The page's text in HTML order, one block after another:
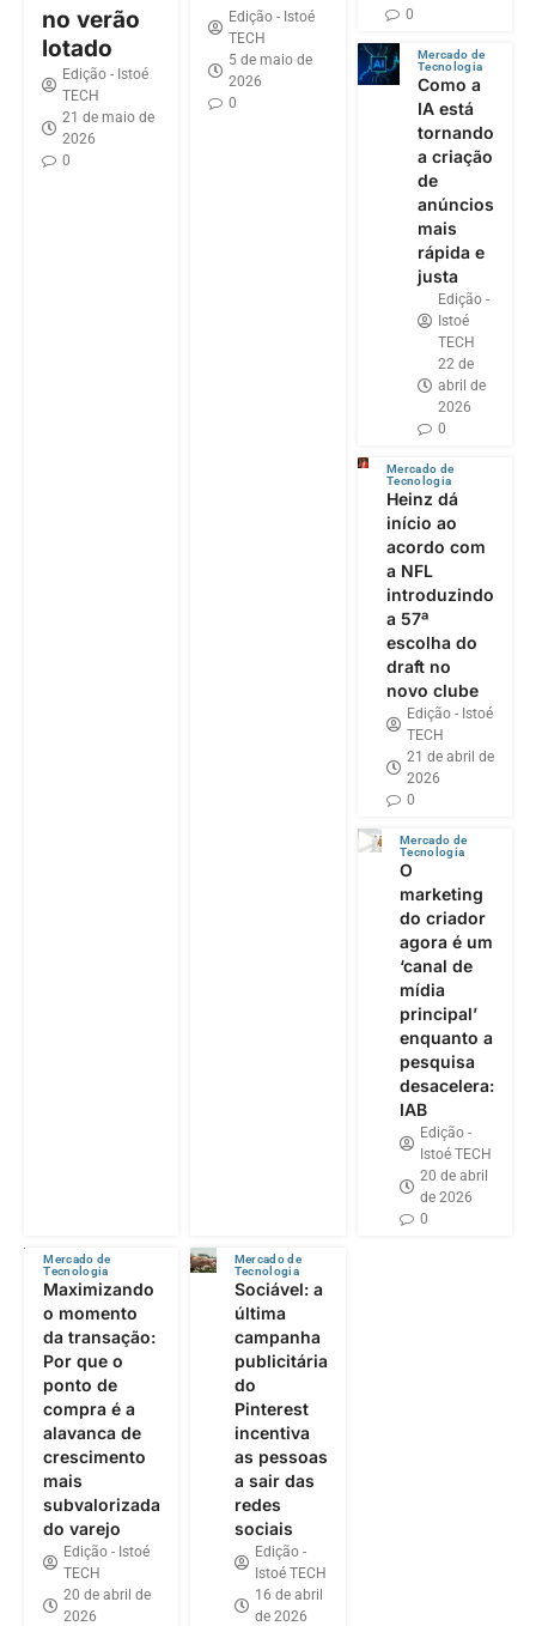
no verão
lotado
Edição - Istoé
TECH
21 de maio de
2026
0
Edição - Istoé
TECH
5 de maio de
2026
0
0
Mercado de
Tecnologia
Como a
IA está
tornando
a criação
de
anúncios
mais
rápida e
justa
Edição -
Istoé
TECH
22 de
abril de
2026
0
Mercado de
Tecnologia
Heinz dá
início ao
acordo com
a NFL
introduzindo
a 57ª
escolha do
draft no
novo clube
Edição - Istoé
TECH
21 de abril de
2026
0
Mercado de
Tecnologia
O
marketing
do criador
agora é um
‘canal de
mídia
principal’
enquanto a
pesquisa
desacelera:
IAB
Edição -
Istoé TECH
20 de abril
de 2026
0
Mercado de
Tecnologia
Maximizando
o momento
da transação:
Por que o
ponto de
compra é a
alavanca de
crescimento
mais
subvalorizada
do varejo
Edição - Istoé
TECH
20 de abril de
2026
Mercado de
Tecnologia
Sociável: a
última
campanha
publicitária
do
Pinterest
incentiva
as pessoas
a sair das
redes
sociais
Edição -
Istoé TECH
16 de abril
de 2026